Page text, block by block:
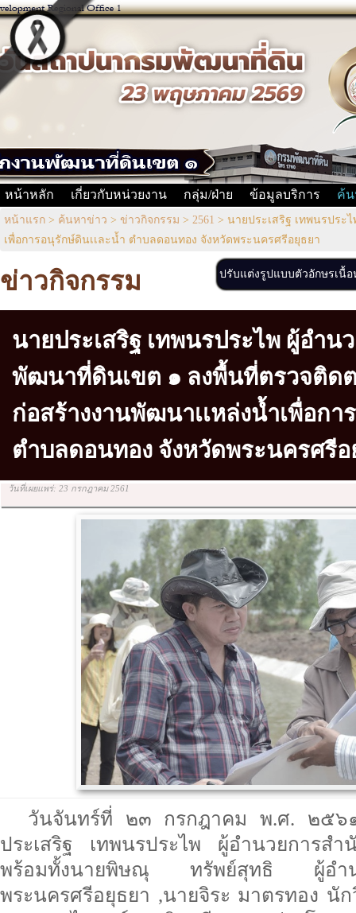
หน้าหลัก เกี่ยวกับหน่วยงาน กลุ่ม/ฝ่าย ข้อมูลบริการ ค้น
หน้าแรก > ค้นหาข่าว > ข่าวกิจกรรม > 2561 > นายประเสริฐ เทพนรประ
เพื่อการอนุรักษ์ดินเเละน้ำ ตำบลดอนทอง จังหวัดพระนครศรีอยุธยา
ข่าวกิจกรรม
นายประเสริฐ เทพนรประไพ ผู้อำน
พัฒนาที่ดินเขต ๑ ลงพื้นที่ตรวจติด
ก่อสร้างงานพัฒนาเเหล่งน้ำเพื่อกา
ตำบลดอนทอง จังหวัดพระนครศรีอ
วันที่เผยแพร่: 23 กรกฎาคม 2561
วันจันทร์ที่ ๒๓ กรกฎาคม พ.ศ. ๒๕๖
ประเสริฐ เทพนรประไพ ผู้อำนวยการส
พร้อมทั้งนายพิษณุ ทรัพย์สุทธิ ผู้อำน
พระนครศรีอยุธยา ,นายจิระ มาตรทอง นั
ปรับแต่งรูปแบบตัวอักษรเ